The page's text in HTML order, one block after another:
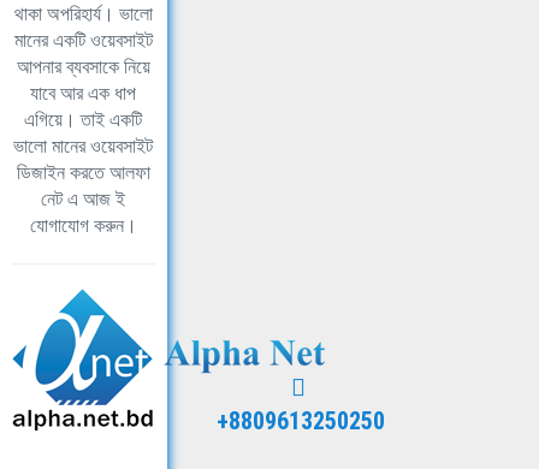
থাকা অপরিহার্য। ভালো
মানের একটি ওয়েবসাইট
আপনার ব্যবসাকে নিয়ে
যাবে আর এক ধাপ
এগিয়ে। তাই একটি
ভালো মানের ওয়েবসাইট
ডিজাইন করতে আলফা
নেট এ আজ ই
যোগাযোগ করুন।
+8809613250250